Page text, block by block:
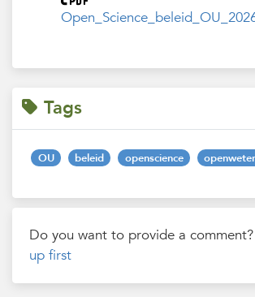
Tags
OU beleid openscience
Do you want to provide a comment?
up first